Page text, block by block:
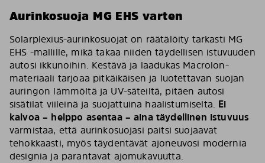
Aurinkosuoja MG EHS varten
Solarplexius-aurinkosuojat on räätälöity tarkasti MG
EHS -mallille, mikä takaa niiden täydellisen istuvuuden
autosi ikkunoihin. Kestävä ja laadukas Macrolon-
materiaali tarjoaa pitkäikäisen ja luotettavan suojan
auringon lämmöltä ja UV-säteiltä, pitäen autosi
sisätilat viileinä ja suojattuina haalistumiselta. Ei
kalvoa – helppo asentaa – aina täydellinen istuvuus
varmistaa, että aurinkosuojasi paitsi suojaavat
tehokkaasti, myös täydentävät ajoneuvosi modernia
designia ja parantavat ajomukavuutta.